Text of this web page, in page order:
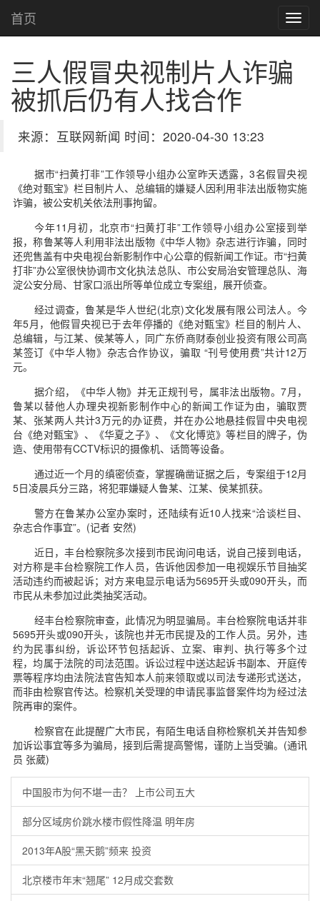
首页
三人假冒央视制片人诈骗
被抓后仍有人找合作
来源：互联网新闻 时间：2020-04-30 13:23
据市“扫黄打非”工作领导小组办公室昨天透露，3名假冒央视
《绝对甄宝》栏目制片人、总编辑的嫌疑人因利用非法出版物实施
诈骗，被公安机关依法刑事拘留。
今年11月初，北京市“扫黄打非”工作领导小组办公室接到举
报，称鲁某等人利用非法出版物《中华人物》杂志进行诈骗，同时
还兜售盖有中央电视台新影制作中心公章的假新闻工作证。市“扫黄
打非”办公室很快协调市文化执法总队、市公安局治安管理总队、海
淀公安分局、甘家口派出所等单位成立专案组，展开侦查。
经过调查，鲁某是华人世纪(北京)文化发展有限公司法人。今
年5月，他假冒央视已于去年停播的《绝对甄宝》栏目的制片人、
总编辑，与江某、侯某等人，同广东侨商财泰创业投资有限公司高
某签订《中华人物》杂志合作协议，骗取 “刊号使用费”共计12万
元。
据介绍，《中华人物》并无正规刊号，属非法出版物。7月，
鲁某以替他人办理央视新影制作中心的新闻工作证为由，骗取贾
某、张某两人共计3万元的办证费，并在办公地悬挂假冒中央电视
台《绝对甄宝》、《华夏之子》、《文化博览》等栏目的牌子，伪
造、使用带有CCTV标识的摄像机、话筒等设备。
通过近一个月的缜密侦查，掌握确凿证据之后，专案组于12月
5日凌晨兵分三路，将犯罪嫌疑人鲁某、江某、侯某抓获。
警方在鲁某办公室办案时，还陆续有近10人找来“洽谈栏目、
杂志合作事宜”。(记者 安然)
近日，丰台检察院多次接到市民询问电话，说自己接到电话，
对方称是丰台检察院工作人员，告诉他因参加一电视娱乐节目抽奖
活动违约而被起诉；对方来电显示电话为5695开头或090开头，而
市民从未参加过此类抽奖活动。
经丰台检察院审查，此情况为明显骗局。丰台检察院电话并非
5695开头或090开头，该院也并无市民提及的工作人员。另外，违
约为民事纠纷，诉讼环节包括起诉、立案、审判、执行等多个过
程，均属于法院的司法范围。诉讼过程中送达起诉书副本、开庭传
票等程序均由法院法官告知本人前来领取或以司法专递形式送达，
而非由检察官传达。检察机关受理的申请民事监督案件均为经过法
院再审的案件。
检察官在此提醒广大市民，有陌生电话自称检察机关并告知参
加诉讼事宜等多为骗局，接到后需提高警惕，谨防上当受骗。(通讯
员 张葳)
中国股市为何不堪一击？ 上市公司五大
部分区域房价跳水楼市假性降温 明年房
2013年A股“黑天鹅”频来 投资
北京楼市年末“翘尾” 12月成交套数